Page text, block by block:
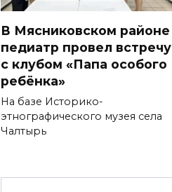
В Мясниковском районе
педиатр провел встречу
с клубом «Папа особого
ребёнка»
На базе Историко-
этнографического музея села
Чалтырь